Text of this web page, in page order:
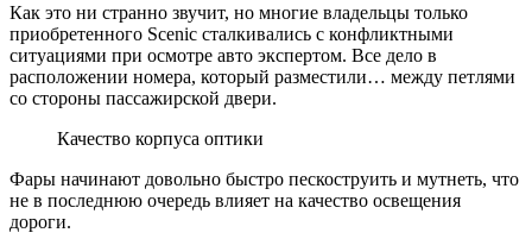
Как это ни странно звучит, но многие владельцы только
приобретенного Scenic сталкивались с конфликтными
ситуациями при осмотре авто экспертом. Все дело в
расположении номера, который разместили… между петлями
со стороны пассажирской двери.
Качество корпуса оптики
Фары начинают довольно быстро пескоструить и мутнеть, что
не в последнюю очередь влияет на качество освещения
дороги.